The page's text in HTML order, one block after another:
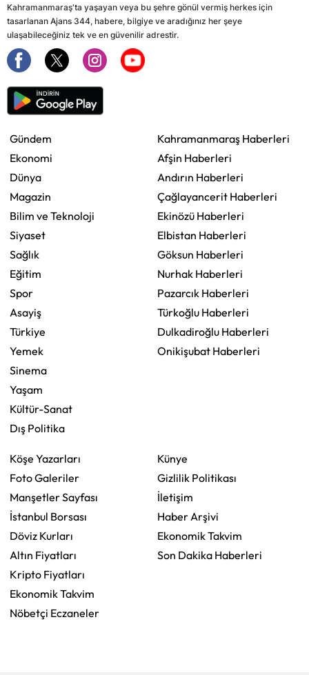
Kahramanmaraş'ta yaşayan veya bu şehre gönül vermiş herkes için
tasarlanan Ajans 344, habere, bilgiye ve aradığınız her şeye
ulaşabileceğiniz tek ve en güvenilir adrestir.
Gündem
Ekonomi
Dünya
Magazin
Bilim ve Teknoloji
Siyaset
Sağlık
Eğitim
Spor
Asayiş
Türkiye
Yemek
Sinema
Yaşam
Kültür-Sanat
Dış Politika
Kahramanmaraş Haberleri
Afşin Haberleri
Andırın Haberleri
Çağlayancerit Haberleri
Ekinözü Haberleri
Elbistan Haberleri
Göksun Haberleri
Nurhak Haberleri
Pazarcık Haberleri
Türkoğlu Haberleri
Dulkadiroğlu Haberleri
Onikişubat Haberleri
Köşe Yazarları
Foto Galeriler
Manşetler Sayfası
İstanbul Borsası
Döviz Kurları
Altın Fiyatları
Kripto Fiyatları
Ekonomik Takvim
Nöbetçi Eczaneler
Künye
Gizlilik Politikası
İletişim
Haber Arşivi
Ekonomik Takvim
Son Dakika Haberleri